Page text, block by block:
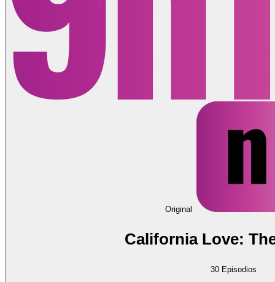
Original
California Love:
30 Episodios